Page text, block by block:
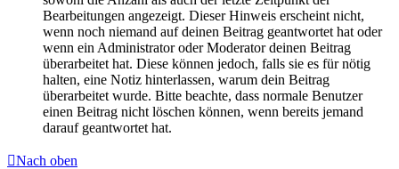
Bearbeitungen angezeigt. Dieser Hinweis erscheint nicht,
wenn noch niemand auf deinen Beitrag geantwortet hat oder
wenn ein Administrator oder Moderator deinen Beitrag
überarbeitet hat. Diese können jedoch, falls sie es für nötig
halten, eine Notiz hinterlassen, warum dein Beitrag
überarbeitet wurde. Bitte beachte, dass normale Benutzer
einen Beitrag nicht löschen können, wenn bereits jemand
darauf geantwortet hat.
Nach oben